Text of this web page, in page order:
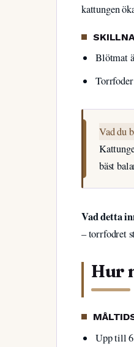
kattungen
Blötmat
Vad du
bäst
Vad detta
– torrfodret
Hur
Upp till 6